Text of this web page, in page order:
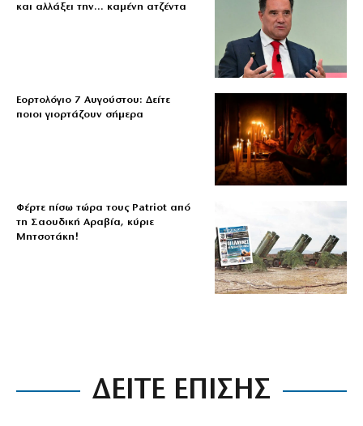
και αλλάξει την… καμένη ατζέντα
Εορτολόγιο 7 Αυγούστου: Δείτε
ποιοι γιορτάζουν σήμερα
Φέρτε πίσω τώρα τους Patriot από
τη Σαουδική Αραβία, κύριε
Μητσοτάκη!
ΔΕΙΤΕ ΕΠΙΣΗΣ